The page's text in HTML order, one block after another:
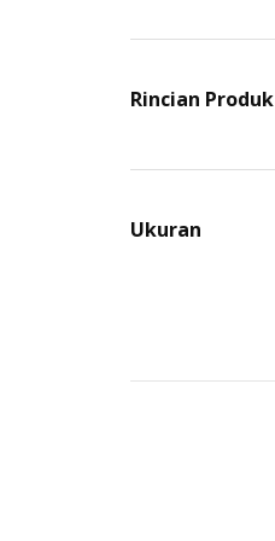
Rincian Produk
Ukuran